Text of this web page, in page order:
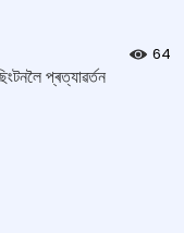
64
প্ৰত্যাৱৰ্তন